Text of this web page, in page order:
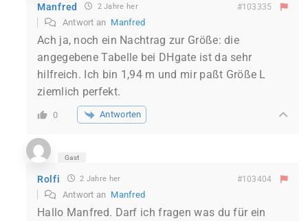
Manfred 2 Jahre her #103335
Antwort an Manfred
Ach ja, noch ein Nachtrag zur Größe: die
angegebene Tabelle bei DHgate ist da sehr
hilfreich. Ich bin 1,94 m und mir paßt Größe L
ziemlich perfekt.
0 Antworten
Gast
Rolfi 2 Jahre her #103404
Antwort an Manfred
Hallo Manfred. Darf ich fragen was du für ein